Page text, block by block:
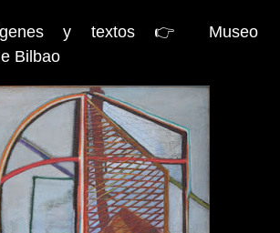
y textos 👉 Museo
Bilbao